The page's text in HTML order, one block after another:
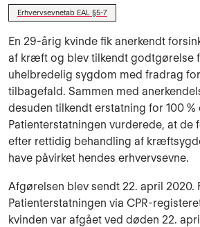
Erhvervsevnetab EAL §5-7
En 29-årig kvinde fik anerkendt
af kræft og blev tilkendt godtgørelse
uhelbredelig sygdom med fradrag
tilbagefald. Sammen med
desuden tilkendt erstatning for 100 %
Patienterstatningen vurderede, at de
efter rettidig behandling af
have påvirket hendes erhvervsevne.
Afgørelsen blev sendt 22. april 2020.
Patienterstatningen via CPR-
kvinden var afgået ved døden 22.